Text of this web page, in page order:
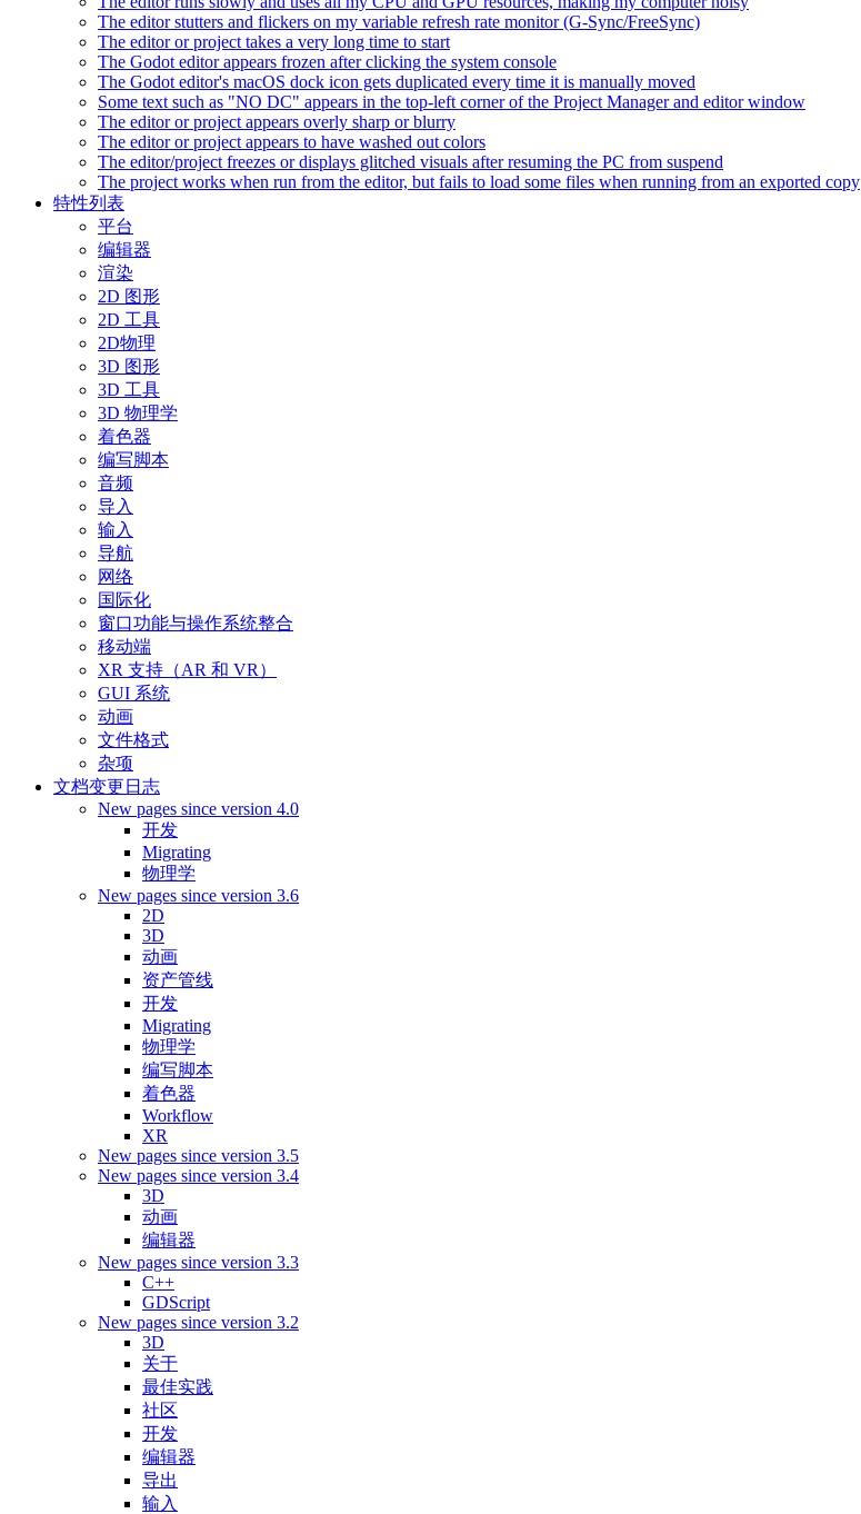
The editor stutters and flickers on my variable refresh rate monitor (G-Sync/FreeSync)
The editor or project takes a very long time to start
The Godot editor appears frozen after clicking the system console
The Godot editor's macOS dock icon gets duplicated every time it is manually moved
Some text such as "NO DC" appears in the top-left corner of the Project Manager and editor window
The editor or project appears overly sharp or blurry
The editor or project appears to have washed out colors
The editor/project freezes or displays glitched visuals after resuming the PC from suspend
The project works when run from the editor, but fails to load some files when running from an exported copy
特性列表
平台
编辑器
渲染
2D 图形
2D 工具
2D物理
3D 图形
3D 工具
3D 物理学
着色器
编写脚本
音频
导入
输入
导航
网络
国际化
窗口功能与操作系统整合
移动端
XR 支持（AR 和 VR）
GUI 系统
动画
文件格式
杂项
文档变更日志
New pages since version 4.0
开发
Migrating
物理学
New pages since version 3.6
2D
3D
动画
资产管线
开发
Migrating
物理学
编写脚本
着色器
Workflow
XR
New pages since version 3.5
New pages since version 3.4
3D
动画
编辑器
New pages since version 3.3
C++
GDScript
New pages since version 3.2
3D
关于
最佳实践
社区
开发
编辑器
导出
输入